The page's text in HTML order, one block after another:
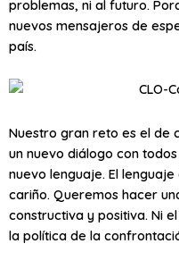
problemas, ni al futuro.
nuevos mensajeros de
país.
Nuestro gran reto es el de
un nuevo diálogo con
nuevo lenguaje. El
cariño. Queremos hacer
constructiva y positiva. Ni
la política de la